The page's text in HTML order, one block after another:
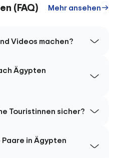
(FAQ) Mehr ansehen
Videos machen?
Ägypten
Touristinnen sicher?
in Ägypten